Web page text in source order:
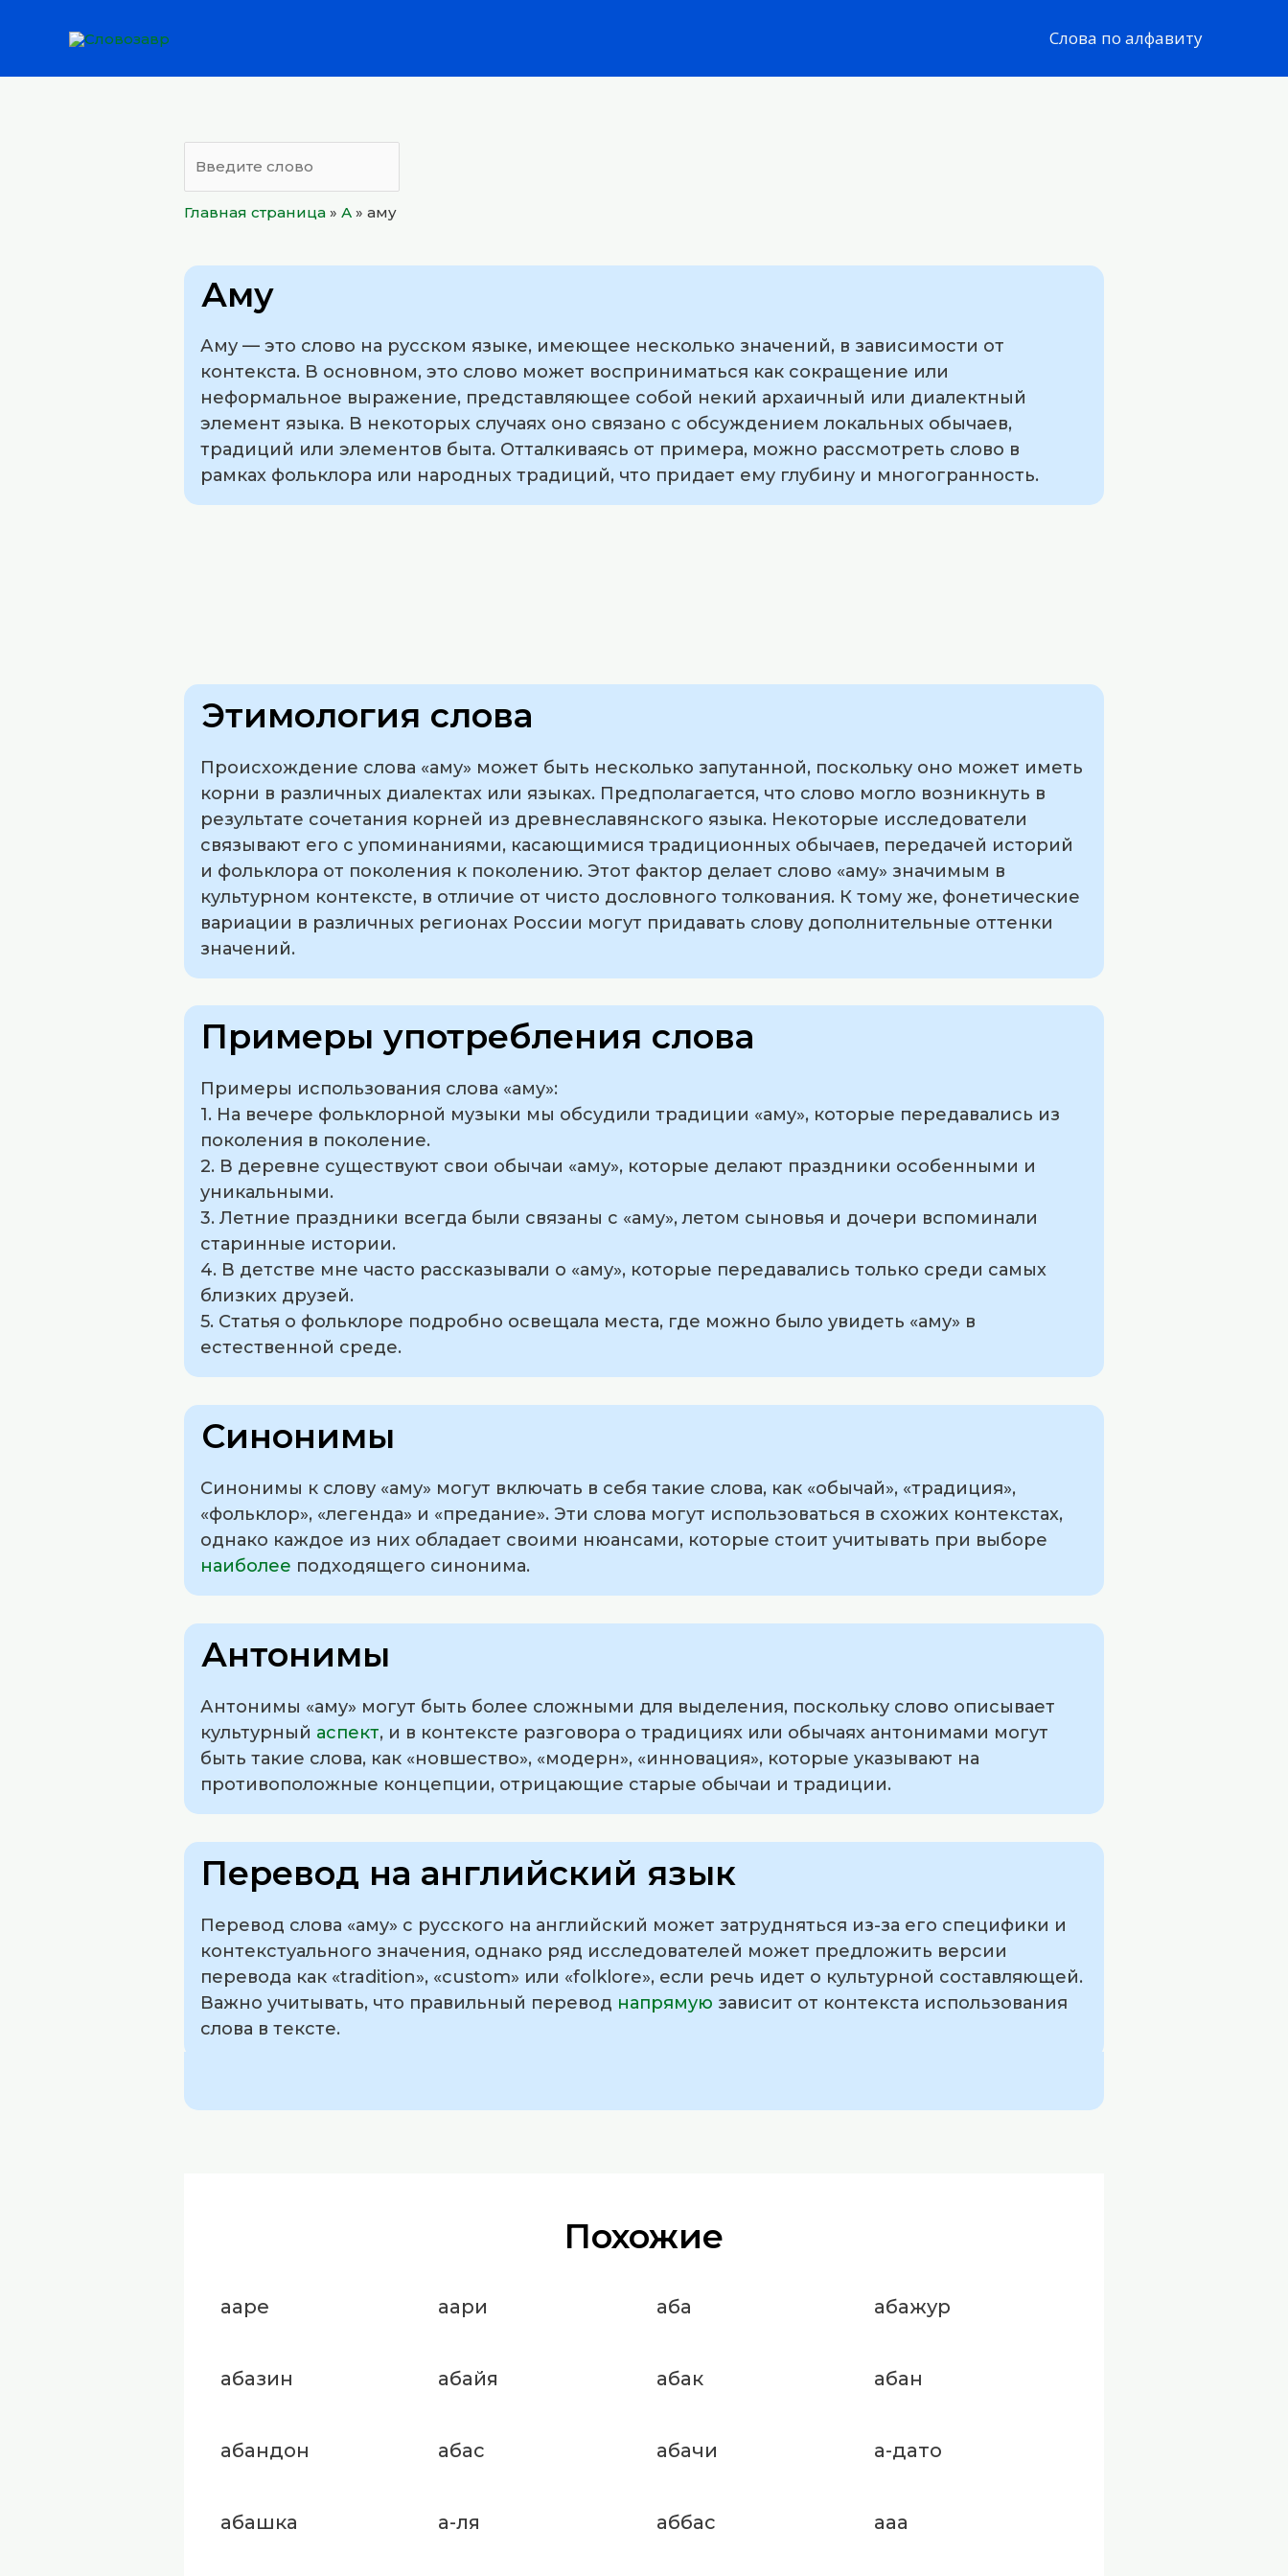
Слова по алфавиту
Главная страница » А » аму
Аму
Аму — это слово на русском языке, имеющее несколько значений, в зависимости от
контекста. В основном, это слово может восприниматься как сокращение или
неформальное выражение, представляющее собой некий архаичный или диалектный
элемент языка. В некоторых случаях оно связано с обсуждением локальных обычаев,
традиций или элементов быта. Отталкиваясь от примера, можно рассмотреть слово в
рамках фольклора или народных традиций, что придает ему глубину и многогранность.
Этимология слова
Происхождение слова «аму» может быть несколько запутанной, поскольку оно может иметь
корни в различных диалектах или языках. Предполагается, что слово могло возникнуть в
результате сочетания корней из древнеславянского языка. Некоторые исследователи
связывают его с упоминаниями, касающимися традиционных обычаев, передачей историй
и фольклора от поколения к поколению. Этот фактор делает слово «аму» значимым в
культурном контексте, в отличие от чисто дословного толкования. К тому же, фонетические
вариации в различных регионах России могут придавать слову дополнительные оттенки
значений.
Примеры употребления слова
Примеры использования слова «аму»:
1. На вечере фольклорной музыки мы обсудили традиции «аму», которые передавались из
поколения в поколение.
2. В деревне существуют свои обычаи «аму», которые делают праздники особенными и
уникальными.
3. Летние праздники всегда были связаны с «аму», летом сыновья и дочери вспоминали
старинные истории.
4. В детстве мне часто рассказывали о «аму», которые передавались только среди самых
близких друзей.
5. Статья о фольклоре подробно освещала места, где можно было увидеть «аму» в
естественной среде.
Синонимы
Синонимы к слову «аму» могут включать в себя такие слова, как «обычай», «традиция»,
«фольклор», «легенда» и «предание». Эти слова могут использоваться в схожих контекстах,
однако каждое из них обладает своими нюансами, которые стоит учитывать при выборе
наиболее подходящего синонима.
Антонимы
Антонимы «аму» могут быть более сложными для выделения, поскольку слово описывает
культурный аспект, и в контексте разговора о традициях или обычаях антонимами могут
быть такие слова, как «новшество», «модерн», «инновация», которые указывают на
противоположные концепции, отрицающие старые обычаи и традиции.
Перевод на английский язык
Перевод слова «аму» с русского на английский может затрудняться из-за его специфики и
контекстуального значения, однако ряд исследователей может предложить версии
перевода как «tradition», «custom» или «folklore», если речь идет о культурной составляющей.
Важно учитывать, что правильный перевод напрямую зависит от контекста использования
слова в тексте.
Похожие
ааре аари аба абажур
абазин абайя абак абан
абандон абас абачи а-дато
абашка а-ля аббас ааа